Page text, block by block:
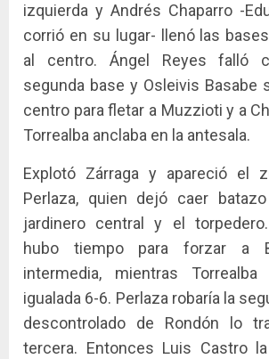
izquierda y Andrés Chaparro -
corrió en su lugar- llenó las
al centro. Ángel Reyes falló
segunda base y Osleivis Basabe
centro para fletar a Muzzioti y a
Torrealba anclaba en la antesala.
Explotó Zárraga y apareció el
Perlaza, quien dejó caer
jardinero central y el
hubo tiempo para forzar a
intermedia, mientras
igualada 6-6. Perlaza robaría la
descontrolado de Rondón lo
tercera. Entonces Luis Castro